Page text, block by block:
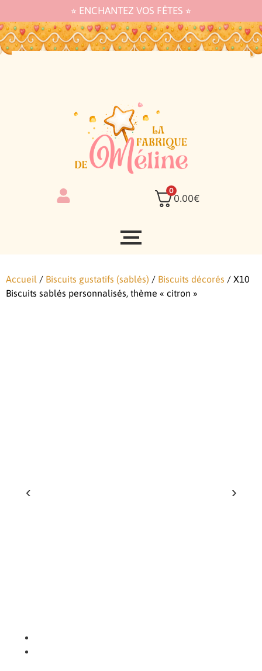
⭐︎ ENCHANTEZ VOS FÊTES ⭐︎
0
0.00€
Accueil / Biscuits gustatifs (sablés) / Biscuits décorés / X10
Biscuits sablés personnalisés, thème « citron »